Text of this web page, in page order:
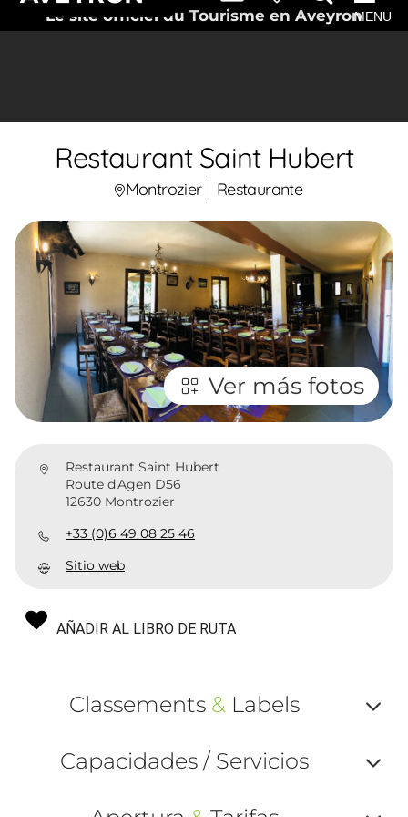
Le site officiel du Tourisme en AveyronMENU
Restaurant Saint Hubert
Montrozier Restaurante
Ver más fotos
Restaurant Saint Hubert
Route d'Agen D56
12630 Montrozier
+33 (0)6 49 08 25 46
Sitio web
AÑADIR AL LIBRO DE RUTA
Classements &Labels
ou
Capacidades / Servicios